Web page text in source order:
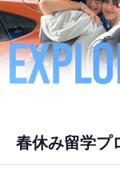
春休み留学プ